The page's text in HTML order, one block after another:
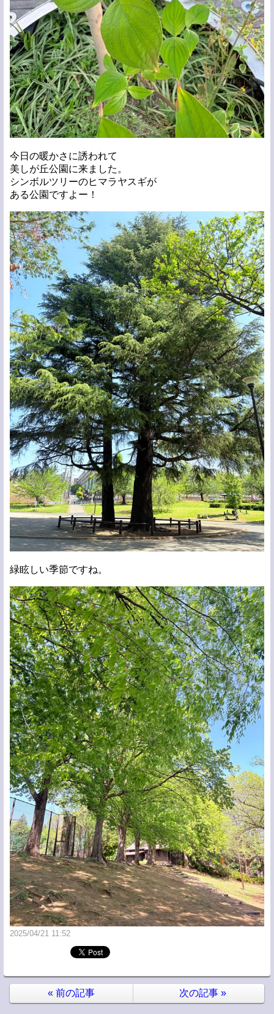
今日の暖かさに誘われて
美しが丘公園に来ました。
シンボルツリーのヒマラヤスギが
ある公園ですよー！
緑眩しい季節ですね。
2025/04/21 11:52
« 前の記事 次の記事 »